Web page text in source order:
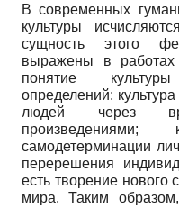
В современных
культуры
сущность этого
выражены в
понятие
определений:
людей через
самодетерминации
перерешения
есть творение нового
мира. Таким